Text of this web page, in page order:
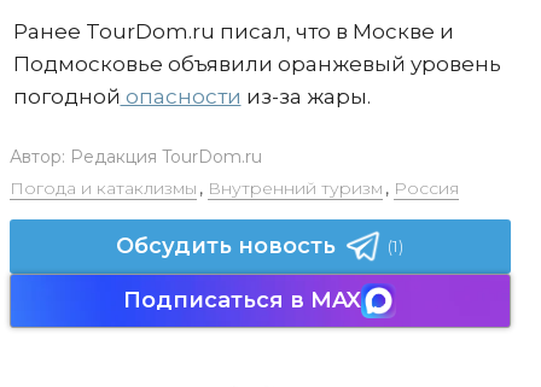
Ранее TourDom.ru писал, что в Москве и
Подмосковье объявили оранжевый уровень
погодной опасности из-за жары.
Автор: Редакция TourDom.ru
Погода и катаклизмы , Внутренний туризм , Россия
Обсудить новость (1)
Подписаться в MAX